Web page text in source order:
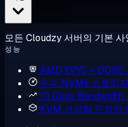
모든 Cloudzy 서버의 기본
성능
AMD EPYC + DDR5
순수 NVMe 스토리지
10 Gbps Bandwidth
KVM 가상화 진정한